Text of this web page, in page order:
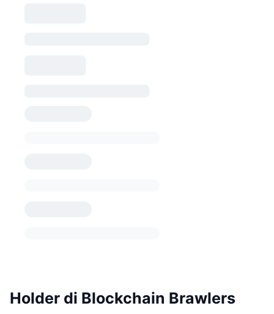
Holder di Blockchain Brawlers